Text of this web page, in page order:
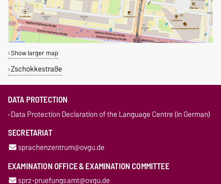
Show larger map
Zschokkestraße
DATA PROTECTION
Data Protection Declaration of the Language Centre (in German)
SECRETARIAT
sprachenzentrum@ovgu.de
EXAMINATION OFFICE & EXAMINATION COMMITTEE
sprz-pruefungsamt@ovgu.de